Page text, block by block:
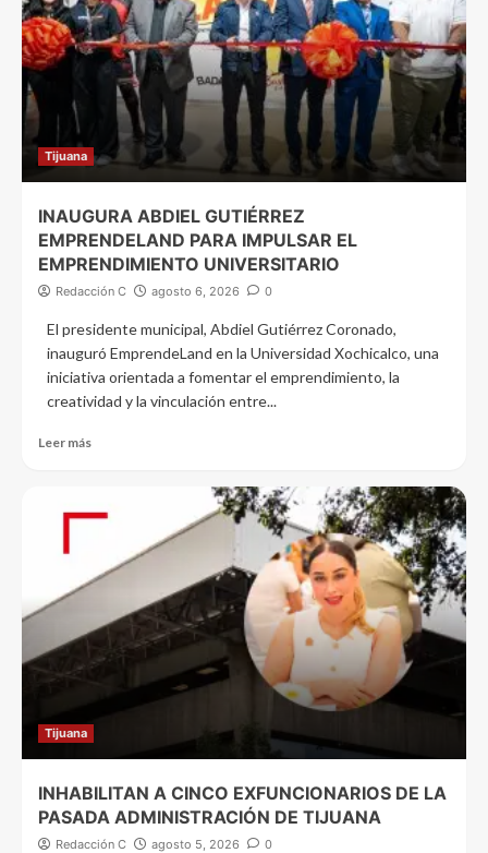
Tijuana
INAUGURA ABDIEL GUTIÉRREZ
EMPRENDELAND PARA IMPULSAR EL
EMPRENDIMIENTO UNIVERSITARIO
Redacción C agosto 6, 2026 0
El presidente municipal, Abdiel Gutiérrez Coronado,
inauguró EmprendeLand en la Universidad Xochicalco, una
iniciativa orientada a fomentar el emprendimiento, la
creatividad y la vinculación entre...
Leer más
Tijuana
INHABILITAN A CINCO EXFUNCIONARIOS DE LA
PASADA ADMINISTRACIÓN DE TIJUANA
Redacción C agosto 5, 2026 0